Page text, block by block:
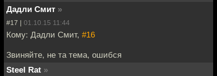
Дадли Смит »
#17 | 01.10.15 11:44
Кому: Дадли Смит, #16
Звиняйте, не та тема, ошибся
Steel Rat »